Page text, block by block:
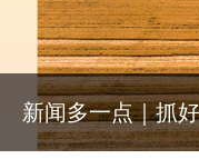
“三夏”生产 夯实